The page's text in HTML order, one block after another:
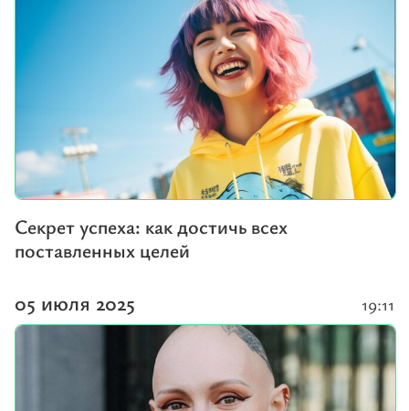
Секрет успеха: как достичь всех
поставленных целей
05 июля 2025 19:11